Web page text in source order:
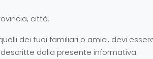
città.
dei tuoi familiari o amici, devi
dalla presente informativa.